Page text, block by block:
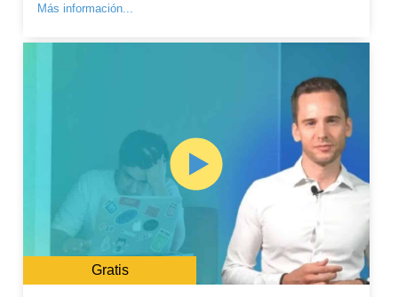
Más información...
Gratis